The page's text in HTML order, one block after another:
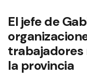
El jefe de
trabajadores
la provincia